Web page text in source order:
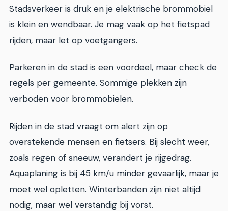
Stadsverkeer is druk en je elektrische brommobiel
is klein en wendbaar. Je mag vaak op het fietspad
rijden, maar let op voetgangers.
Parkeren in de stad is een voordeel, maar check de
regels per gemeente. Sommige plekken zijn
verboden voor brommobielen.
Rijden in de stad vraagt om alert zijn op
overstekende mensen en fietsers. Bij slecht weer,
zoals regen of sneeuw, verandert je rijgedrag.
Aquaplaning is bij 45 km/u minder gevaarlijk, maar je
moet wel opletten. Winterbanden zijn niet altijd
nodig, maar wel verstandig bij vorst.